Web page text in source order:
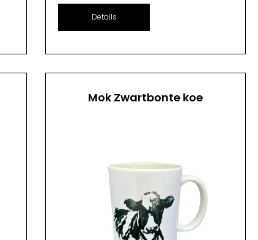
Details
Mok Zwartbonte koe